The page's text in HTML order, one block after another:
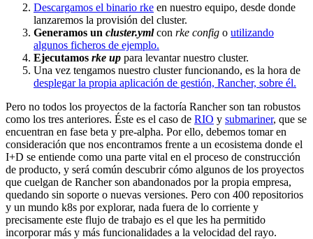
Descargamos el binario rke en nuestro equipo, desde donde
lanzaremos la provisión del cluster.
Generamos un cluster.ymlcon rke config o utilizando
algunos ficheros de ejemplo.
Ejecutamos rke up para levantar nuestro cluster.
Una vez tengamos nuestro cluster funcionando, es la hora de
desplegar la propia aplicación de gestión, Rancher, sobre él.
Pero no todos los proyectos de la factoría Rancher son tan robustos
como los tres anteriores. Éste es el caso de RIO y submariner, que se
encuentran en fase beta y pre-alpha. Por ello, debemos tomar en
consideración que nos encontramos frente a un ecosistema donde el
I+D se entiende como una parte vital en el proceso de construcción
de producto, y será común descubrir cómo algunos de los proyectos
que cuelgan de Rancher son abandonados por la propia empresa,
quedando sin soporte o nuevas versiones. Pero con 400 repositorios
y un mundo k8s por explorar, nada fuera de lo corriente y
precisamente este flujo de trabajo es el que les ha permitido
incorporar más y más funcionalidades a la velocidad del rayo.